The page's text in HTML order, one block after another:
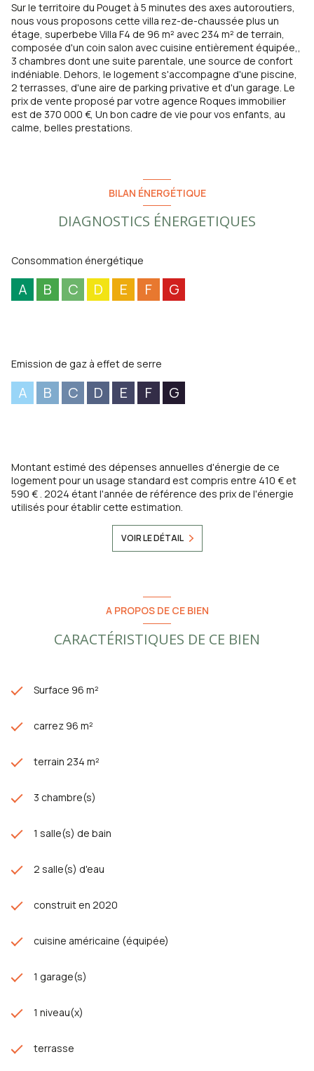
Sur le territoire du Pouget à 5 minutes des axes autoroutiers,
nous vous proposons cette villa rez-de-chaussée plus un
étage, superbebe Villa F4 de 96 m² avec 234 m² de terrain,
composée d'un coin salon avec cuisine entièrement équipée,,
3 chambres dont une suite parentale, une source de confort
indéniable. Dehors, le logement s'accompagne d'une piscine,
2 terrasses, d'une aire de parking privative et d'un garage. Le
prix de vente proposé par votre agence Roques immobilier
est de 370 000 €, Un bon cadre de vie pour vos enfants, au
calme, belles prestations.
BILAN ÉNERGÉTIQUE
DIAGNOSTICS ÉNERGETIQUES
Consommation énergétique
A B C D E F G
Emission de gaz à effet de serre
A B C D E F G
Montant estimé des dépenses annuelles d'énergie de ce
logement pour un usage standard est compris entre 410 € et
590 € . 2024 étant l'année de référence des prix de l'énergie
utilisés pour établir cette estimation.
VOIR LE DÉTAIL
A PROPOS DE CE BIEN
CARACTÉRISTIQUES DE CE BIEN
Surface 96 m²
carrez 96 m²
terrain 234 m²
3 chambre(s)
1 salle(s) de bain
2 salle(s) d'eau
construit en 2020
cuisine américaine (équipée)
1 garage(s)
1 niveau(x)
terrasse